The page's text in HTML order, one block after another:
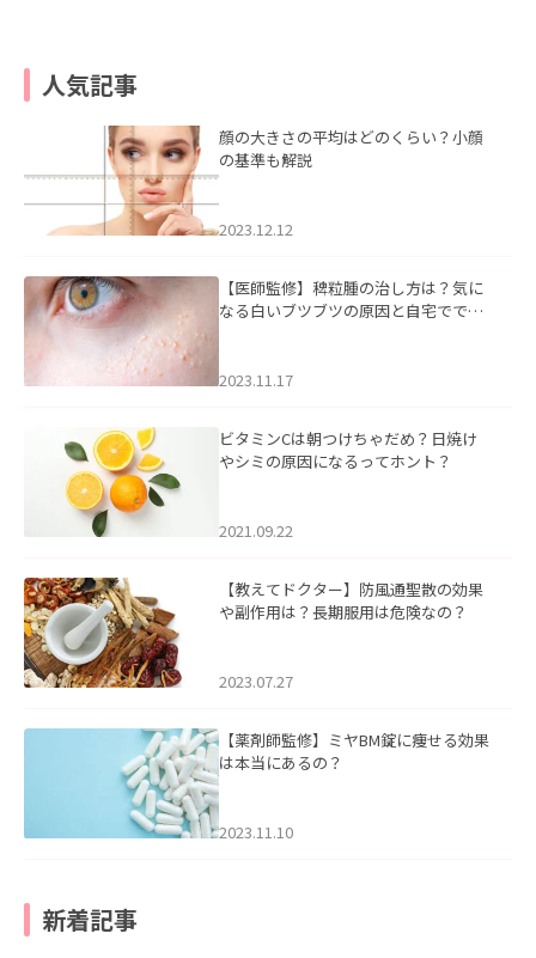
人気記事
顔の大きさの平均はどのくらい？小顔
の基準も解説
2023.12.12
【医師監修】稗粒腫の治し方は？気に
なる白いブツブツの原因と自宅ででき
2023.11.17
ビタミンCは朝つけちゃだめ？日焼け
やシミの原因になるってホント？
2021.09.22
【教えてドクター】防風通聖散の効果
や副作用は？長期服用は危険なの？
2023.07.27
【薬剤師監修】ミヤBM錠に痩せる効果
は本当にあるの？
2023.11.10
新着記事